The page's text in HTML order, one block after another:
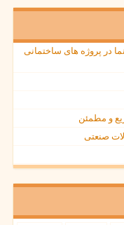
در پروژه های ساختمانی
و مطمئن
صنعتی